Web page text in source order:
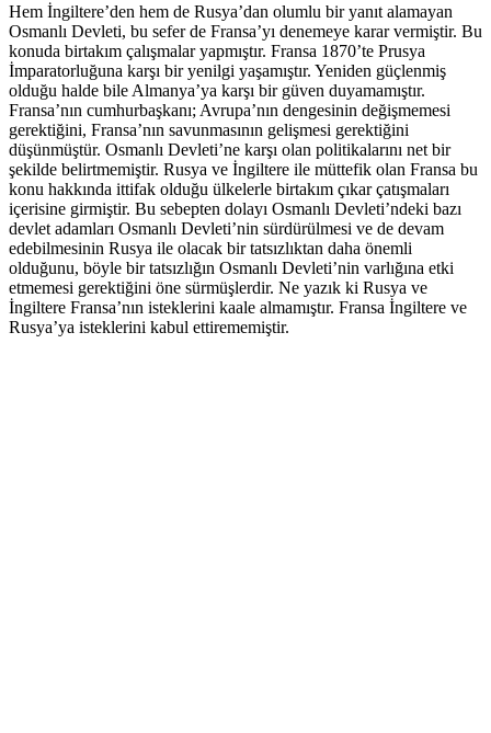
Hem İngiltere’den hem de Rusya’dan olumlu bir yanıt alamayan
Osmanlı Devleti, bu sefer de Fransa’yı denemeye karar vermiştir. Bu
konuda birtakım çalışmalar yapmıştır. Fransa 1870’te Prusya
İmparatorluğuna karşı bir yenilgi yaşamıştır. Yeniden güçlenmiş
olduğu halde bile Almanya’ya karşı bir güven duyamamıştır.
Fransa’nın cumhurbaşkanı; Avrupa’nın dengesinin değişmemesi
gerektiğini, Fransa’nın savunmasının gelişmesi gerektiğini
düşünmüştür. Osmanlı Devleti’ne karşı olan politikalarını net bir
şekilde belirtmemiştir. Rusya ve İngiltere ile müttefik olan Fransa bu
konu hakkında ittifak olduğu ülkelerle birtakım çıkar çatışmaları
içerisine girmiştir. Bu sebepten dolayı Osmanlı Devleti’ndeki bazı
devlet adamları Osmanlı Devleti’nin sürdürülmesi ve de devam
edebilmesinin Rusya ile olacak bir tatsızlıktan daha önemli
olduğunu, böyle bir tatsızlığın Osmanlı Devleti’nin varlığına etki
etmemesi gerektiğini öne sürmüşlerdir. Ne yazık ki Rusya ve
İngiltere Fransa’nın isteklerini kaale almamıştır. Fransa İngiltere ve
Rusya’ya isteklerini kabul ettirememiştir.